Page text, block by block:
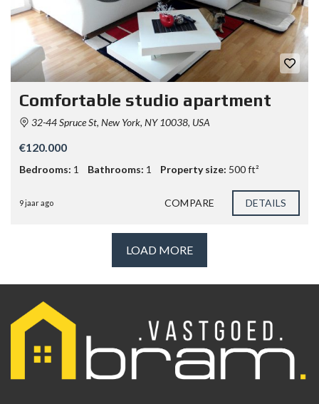
Comfortable studio apartment
32-44 Spruce St, New York, NY 10038, USA
€120.000
Bedrooms: 1 Bathrooms: 1 Property size: 500 ft²
9 jaar ago COMPARE DETAILS
LOAD MORE